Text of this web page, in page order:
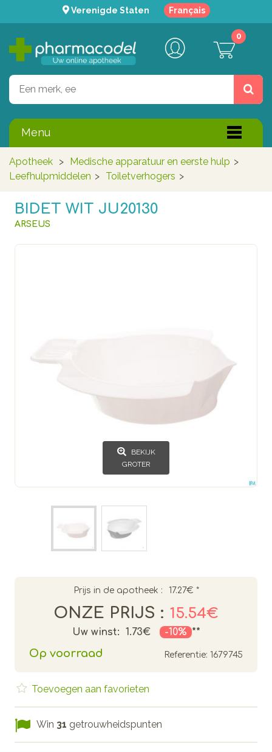
Verenigde Staten Français
0
Menu
Apotheek > Medische apparatuur en eerste hulp >
Leefhulpmiddelen > Toiletverhogers >
BIDET WIT JU20130
ARSEUS
BEKIJK
GROTER
Prijs in de apotheek : 17.27€ *
ONZE PRIJS : 15.54€
Uw winst: 1.73€ -10% **
Op voorraad Referentie: 1679745
Toevoegen aan favorieten
Win 31 getrouwheidspunten